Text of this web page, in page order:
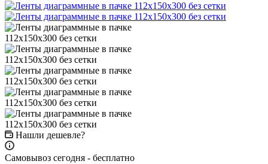
Нашли дешевле?
Самовывоз сегодня - бесплатно